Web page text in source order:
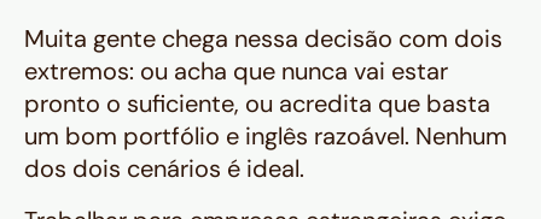
Muita gente chega nessa decisão com dois
extremos: ou acha que nunca vai estar
pronto o suficiente, ou acredita que basta
um bom portfólio e inglês razoável. Nenhum
dos dois cenários é ideal.